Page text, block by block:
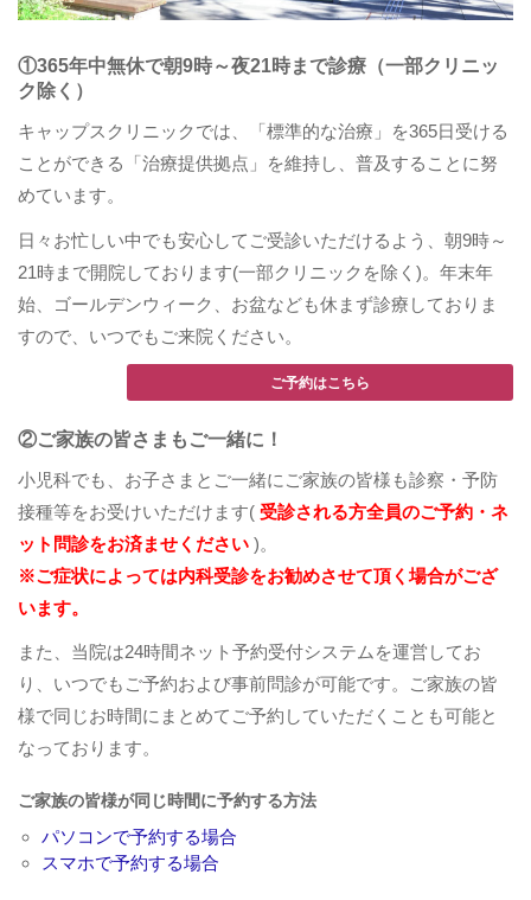
①365年中無休で朝9時～夜21時まで診療（一部クリニッ
ク除く）
キャップスクリニックでは、「標準的な治療」を365日受ける
ことができる「治療提供拠点」を維持し、普及することに努
めています。
日々お忙しい中でも安心してご受診いただけるよう、朝9時～
21時まで開院しております(一部クリニックを除く)。年末年
始、ゴールデンウィーク、お盆なども休まず診療しておりま
すので、いつでもご来院ください。
ご予約はこちら
②ご家族の皆さまもご一緒に！
小児科でも、お子さまとご一緒にご家族の皆様も診察・予防
接種等をお受けいただけます( 受診される方全員のご予約・ネ
ット問診をお済ませください )。
※ご症状によっては内科受診をお勧めさせて頂く場合がござ
います。
また、当院は24時間ネット予約受付システムを運営してお
り、いつでもご予約および事前問診が可能です。ご家族の皆
様で同じお時間にまとめてご予約していただくことも可能と
なっております。
ご家族の皆様が同じ時間に予約する方法
パソコンで予約する場合
スマホで予約する場合